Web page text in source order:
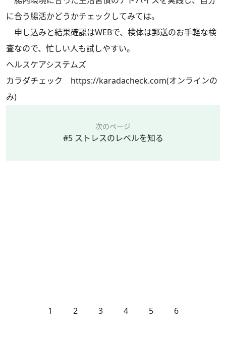
に合う腸活かどうかチェックしてみては。
申し込みと結果確認はWEBで、検体は郵送のお手軽な検
査なので、忙しい人も試しやすい。
ヘルスケアシステムズ
カラダチェック https://karadacheck.com(オンラインの
み)
次のページ
#5 ストレスのレベルを知る
1 2 3 4 5 6